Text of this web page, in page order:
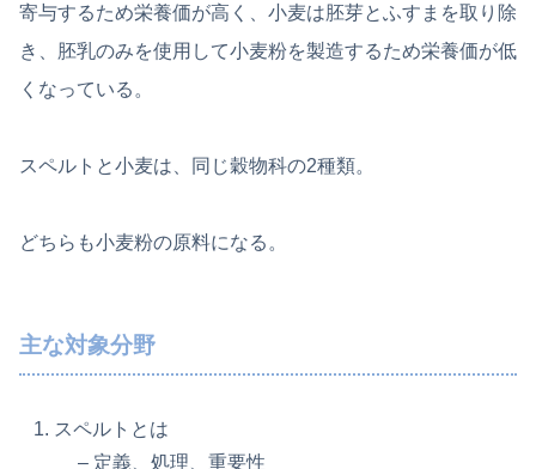
寄与するため栄養価が高く、小麦は胚芽とふすまを取り除
き、胚乳のみを使用して小麦粉を製造するため栄養価が低
くなっている。
スペルトと小麦は、同じ穀物科の2種類。
どちらも小麦粉の原料になる。
主な対象分野
スペルトとは
– 定義、処理、重要性